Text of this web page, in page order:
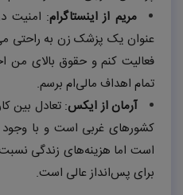
مریم از اینستاگرام: امنیت
عنوان یک پزشک زن به راحتی
فعالیت کنم و حقوق بالای من
تمام اهداف مالی‌ام برسم.
آرمان از ایکس: تعادل بین
کشورهای غربی است و با وجود
است اما هزینه‌های زندگی
برای پس‌انداز عالی است.